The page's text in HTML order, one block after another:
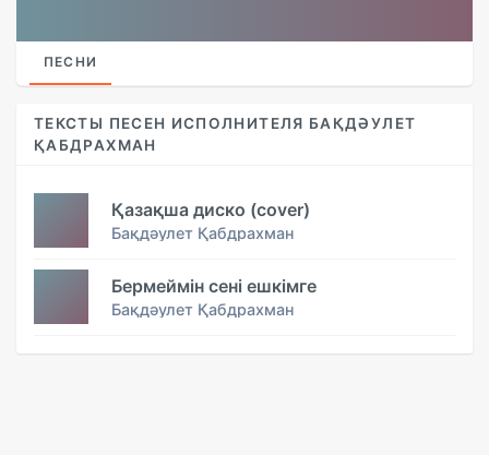
ПЕСНИ
ТЕКСТЫ ПЕСЕН ИСПОЛНИТЕЛЯ БАҚДӘУЛЕТ
ҚАБДРАХМАН
Қазақша диско (cover)
Бақдәулет Қабдрахман
Бермеймін сені ешкімге
Бақдәулет Қабдрахман